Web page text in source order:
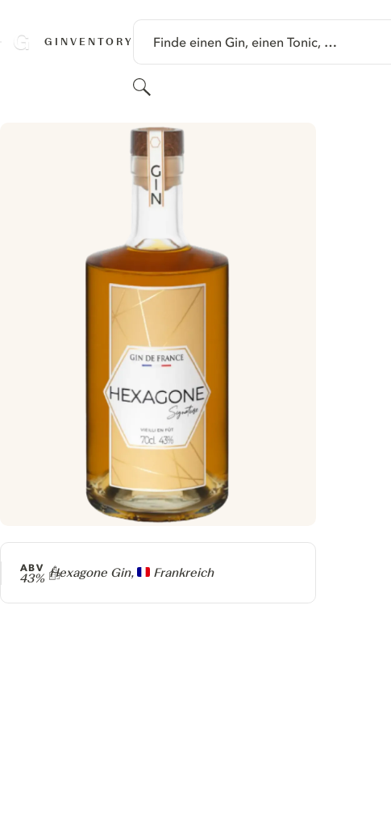
GINVENTORY Finde einen Gin, einen Tonic, …
Suchen
Producer
Hexagone Gin, Frankreich
ABV
43%